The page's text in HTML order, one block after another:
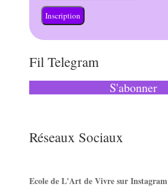
Inscription
Fil Telegram
S'abonner
Réseaux Sociaux
Ecole de L'Art de Vivre sur Instagram